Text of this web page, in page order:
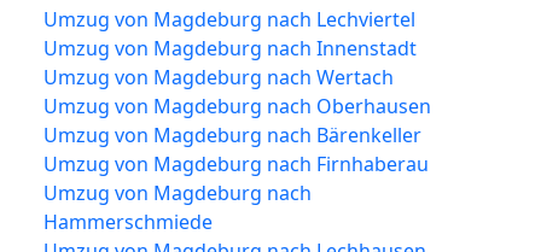
Umzug von Magdeburg nach Lechviertel
Umzug von Magdeburg nach Innenstadt
Umzug von Magdeburg nach Wertach
Umzug von Magdeburg nach Oberhausen
Umzug von Magdeburg nach Bärenkeller
Umzug von Magdeburg nach Firnhaberau
Umzug von Magdeburg nach
Hammerschmiede